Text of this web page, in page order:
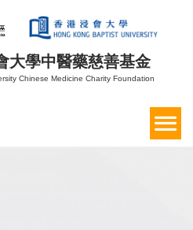
大學中醫藥慈善基金
Chinese Medicine Charity Foundation